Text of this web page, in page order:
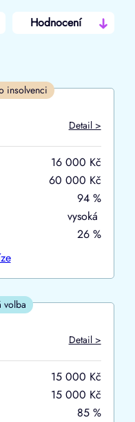
Hodnocení
insolvenci
Detail >
16 000 Kč
60 000 Kč
94 %
vysoká
26 %
volba
Detail >
15 000 Kč
15 000 Kč
85 %